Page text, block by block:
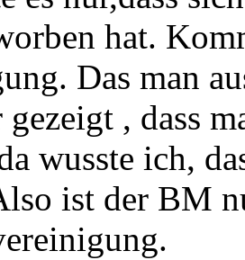
hat.
Das man
gezeigt , dass
wusste ich,
ist der BM